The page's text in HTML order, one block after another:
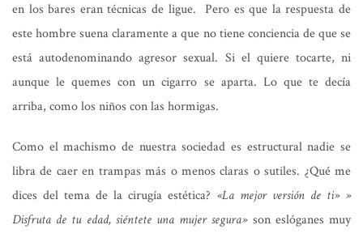
en los bares eran técnicas de ligue. Pero es que la respuesta de
este hombre suena claramente a que no tiene conciencia de que se
está autodenominando agresor sexual. Si el quiere tocarte, ni
aunque le quemes con un cigarro se aparta. Lo que te decía
arriba, como los niños con las hormigas.
Como el machismo de nuestra sociedad es estructural nadie se
libra de caer en trampas más o menos claras o sutiles. ¿Qué me
dices del tema de la cirugía estética? «La mejor versión de ti» »
Disfruta de tu edad, siéntete una mujer segura»son eslóganes muy